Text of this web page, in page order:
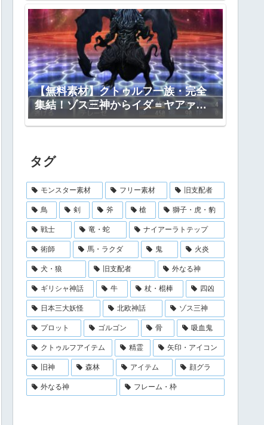
【無料素材】クトゥルフ一族・完全
集結！ゾス三神からイダ＝ヤアァ、
インスマス面まで網羅｜RPGツクー
タグ
モンスター素材 フリー素材 旧支配者
鳥 剣 斧 槍 獅子・虎・豹
戦士 竜・蛇 ナイアーラトテップ
術師 馬・ラクダ 鬼 火炎
犬・狼 旧支配者 外なる神
ギリシャ神話 牛 杖・棍棒 四凶
日本三大妖怪 北欧神話 ゾス三神
プロット ゴルゴン 骨 吸血鬼
クトゥルフアイテム 精霊 矢印・アイコン
旧神 森林 アイテム 顔グラ
外なる神 フレーム・枠